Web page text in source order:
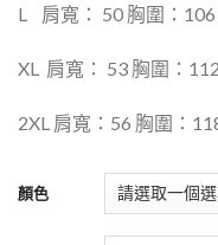
L 肩寬： 50 胸圍：
XL 肩寬： 53 胸圍：
2XL 肩寬：56 胸圍：
顏色